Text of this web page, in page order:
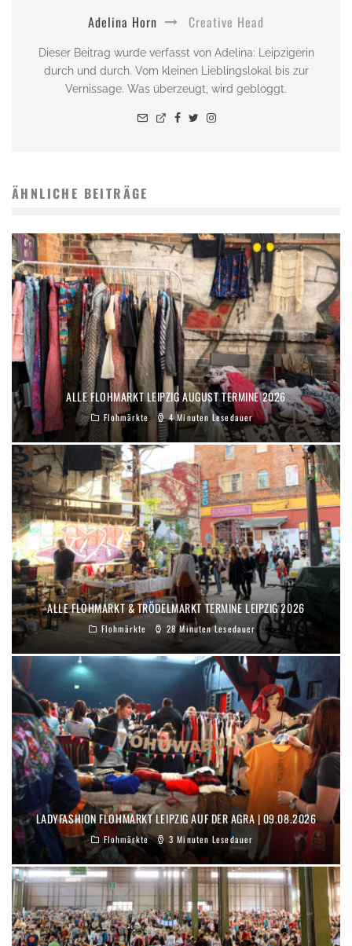
Adelina Horn Creative Head
Dieser Beitrag wurde verfasst von Adelina: Leipzigerin
durch und durch. Vom kleinen Lieblingslokal bis zur
Vernissage. Was überzeugt, wird gebloggt.
ÄHNLICHE BEITRÄGE
ALLE FLOHMARKT LEIPZIG AUGUST TERMINE 2026
Flohmärkte 4 Minuten Lesedauer
ALLE FLOHMARKT & TRÖDELMARKT TERMINE LEIPZIG 2026
Flohmärkte 28 Minuten Lesedauer
LADYFASHION FLOHMARKT LEIPZIG AUF DER AGRA | 09.08.2026
Flohmärkte 3 Minuten Lesedauer